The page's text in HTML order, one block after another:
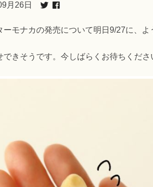
月26日
ーモナカの発売について明日9/27に、よ
できそうです。今しばらくお待ちくださ